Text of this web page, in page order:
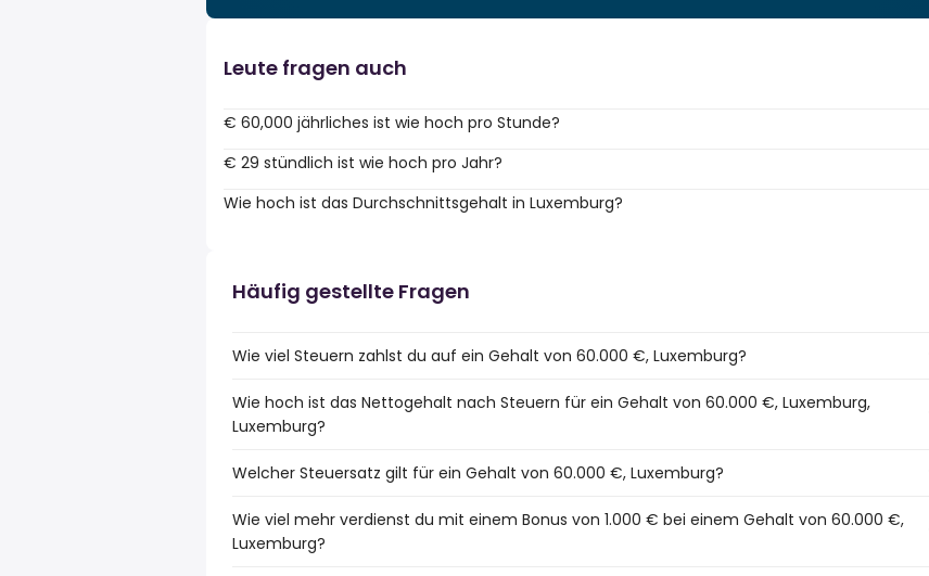
Leute fragen auch
€ 60,000 jährliches ist wie hoch pro Stunde?
€ 29 stündlich ist wie hoch pro Jahr?
Wie hoch ist das Durchschnittsgehalt in Luxemburg?
Häufig gestellte Fragen
Wie viel Steuern zahlst du auf ein Gehalt von 60.000 €, Luxemburg?
Wie hoch ist das Nettogehalt nach Steuern für ein Gehalt von 60.000 €, Luxemburg,
Luxemburg?
Welcher Steuersatz gilt für ein Gehalt von 60.000 €, Luxemburg?
Wie viel mehr verdienst du mit einem Bonus von 1.000 € bei einem Gehalt von 60.000 €,
Luxemburg?